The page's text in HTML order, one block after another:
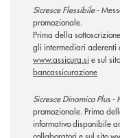
Sìcresce Flessibile-
promozionale.
Prima della
gli intermediari aderenti
www.assicura.sie sul
bancassicurazione
Sicresce Dinamico Plus-
promozionale. Prima
informativo disponibile